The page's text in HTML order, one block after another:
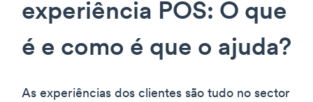
experiência POS: O que
é e como é que o ajuda?
As experiências dos clientes são tudo no sector